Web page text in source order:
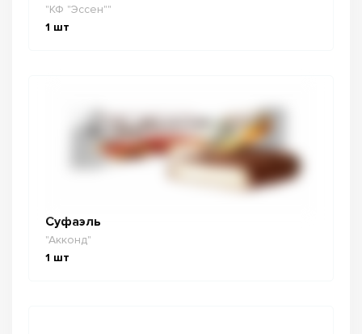
"КФ "Эссен""
1 шт
Суфаэль
"Акконд"
1 шт